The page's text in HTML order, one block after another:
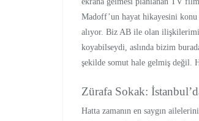
Madoff’un hayat hikayesini
alıyor. Biz AB ile olan
koyabilseydi, aslında bizim
şekilde somut hale gelmiş değil.
Zürafa Sokak:
Hatta zamanın en saygın